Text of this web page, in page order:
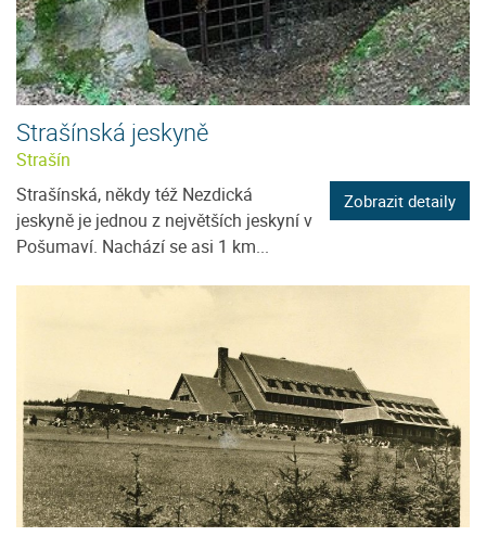
Strašínská jeskyně
Strašín
Strašínská, někdy též Nezdická
jeskyně je jednou z největších jeskyní v
Pošumaví. Nachází se asi 1 km...
Zobrazit detaily